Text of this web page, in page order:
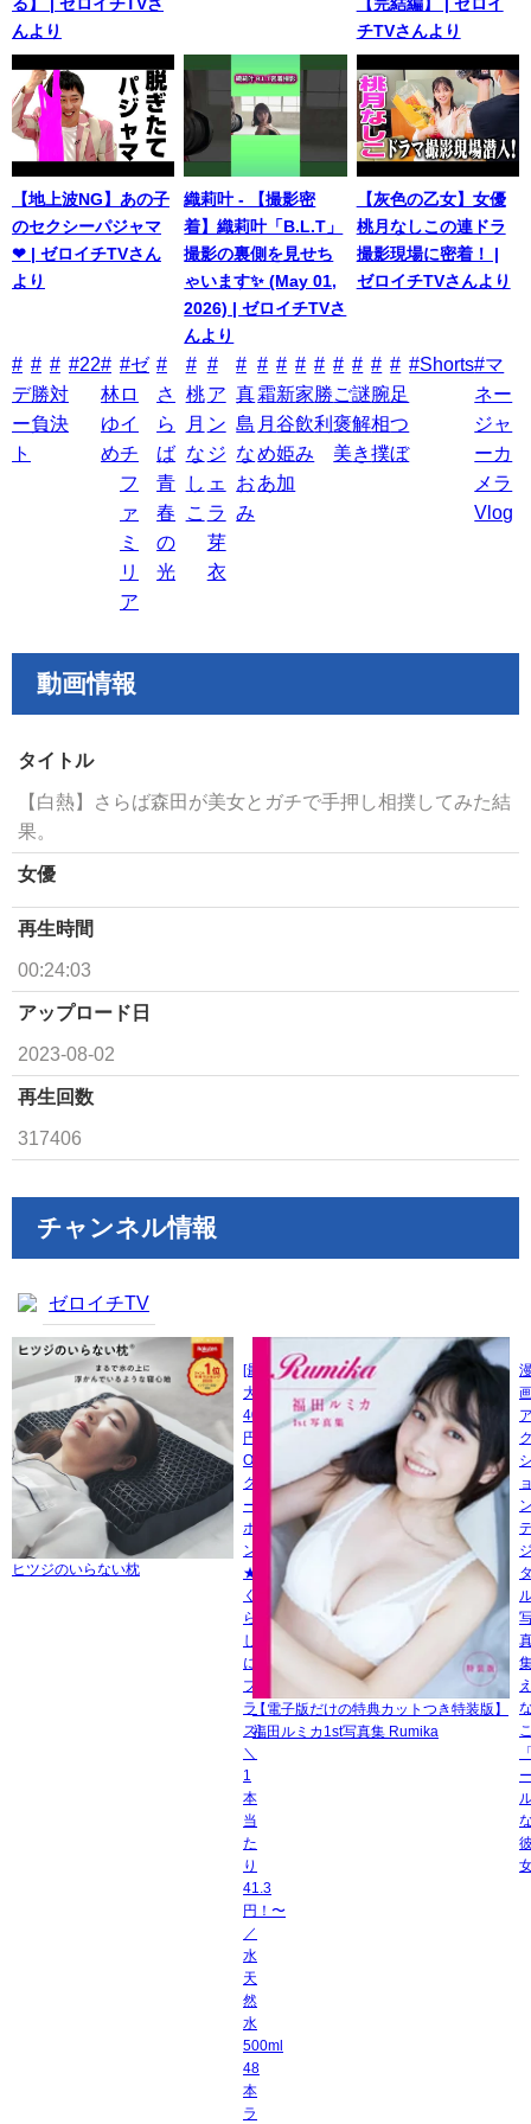
る】 | ゼロイチTVさ
んより
【完結編】 | ゼロイ
チTVさんより
【地上波NG】あの子
のセクシーパジャマ
❤ | ゼロイチTVさん
より
織莉叶 - 【撮影密
着】織莉叶「B.L.T」
撮影の裏側を見せち
ゃいます✨ (May 01,
2026) | ゼロイチTVさ
んより
【灰色の乙女】女優
桃月なしこの連ドラ
撮影現場に密着！ |
ゼロイチTVさんより
#
デ
ー
ト
#
勝
負
#
対
決
#22#
林
ゆ
め
#ゼ
ロ
イ
チ
フ
ァ
ミ
リ
ア
#
さ
ら
ば
青
春
の
光
#
桃
月
な
し
こ
#
ア
ン
ジ
ェ
ラ
芽
衣
#
真
島
な
お
み
#
霜
月
め
あ
#
新
谷
姫
加
#
家
飲
み
#
勝
利
#
ご
褒
美
#
謎
解
き
#
腕
相
撲
#
足
つ
ぼ
#Shorts#マ
ネー
ジャ
ーカ
メラ
Vlog
動画情報
タイトル
【白熱】さらば森田が美女とガチで手押し相撲してみた結
果。
女優
再生時間
00:24:03
アップロード日
2023-08-02
再生回数
317406
チャンネル情報
ゼロイチTV
ヒツジのいらない枕
[最
大
400
円
OFF
ク
ー
ポ
ン
★
く
ら
し
に
プ
ラ
ス]
＼
1
本
当
た
り
41.3
円！〜
／
水
天
然
水
500ml
48
本
ラ
【電子版だけの特典カットつき特装版】
福田ルミカ1st写真集 Rumika